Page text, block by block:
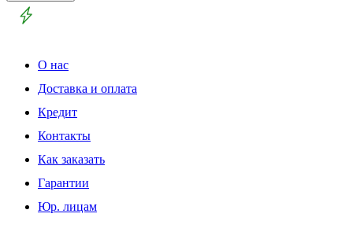
О нас
Доставка и оплата
Кредит
Контакты
Как заказать
Гарантии
Юр. лицам